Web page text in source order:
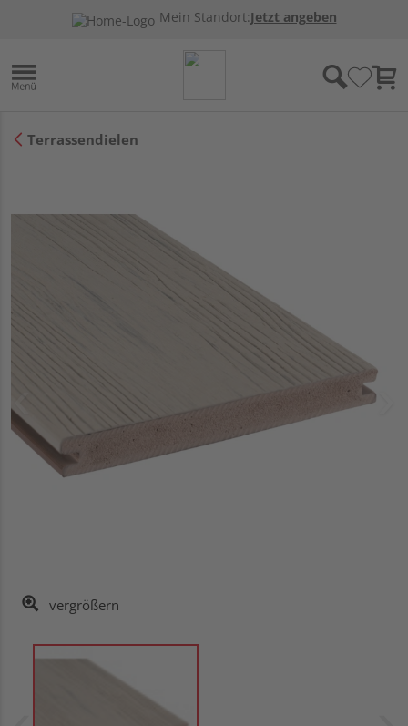
Mein Standort:Jetzt angeben
Terrassendielen
vergrößern